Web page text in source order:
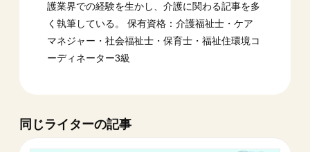
護業界での経験を生かし、介護に関わる記事を多
く執筆している。 保有資格：介護福祉士・ケア
マネジャー・社会福祉士・保育士・福祉住環境コ
ーディネーター3級
同じライターの記事